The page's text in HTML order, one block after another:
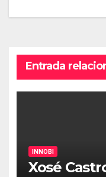
Entrada
INNOBI
Xosé